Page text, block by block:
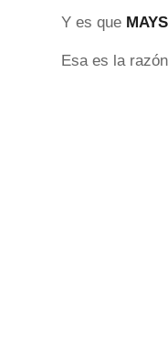
Y es que
Esa es la